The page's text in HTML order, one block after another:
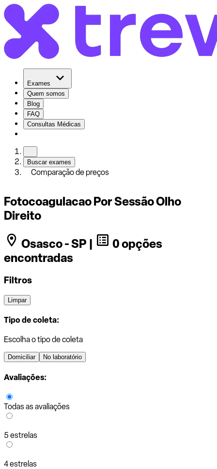
Exames
Quem somos
Blog
FAQ
Consultas Médicas
Buscar exames
Comparação de preços
Fotocoagulacao Por Sessão Olho
Direito
Osasco - SP |
0 opções
encontradas
Filtros
Limpar
Tipo de coleta:
Escolha o tipo de coleta
Domiciliar No laboratório
Avaliações:
Todas as avaliações
5 estrelas
4 estrelas